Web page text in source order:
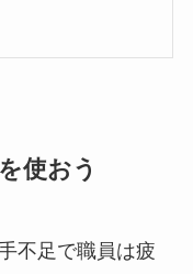
使おう
不足で職員は疲